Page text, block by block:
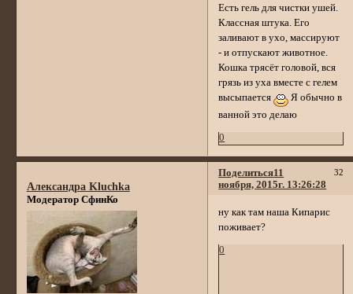
Есть гель для чистки ушей.
Классная штука. Его
заливают в ухо, массируют
- и отпускают животное.
Кошка трясёт головой, вся
грязь из уха вместе с гелем
высыпается
Я обычно в
ванной это делаю
0
Поделиться 32
11
ноября, 2015г. 13:26:28
Александра Kluchka
Модератор СфинКо
ну как там наша Кипарис
поживает?
0